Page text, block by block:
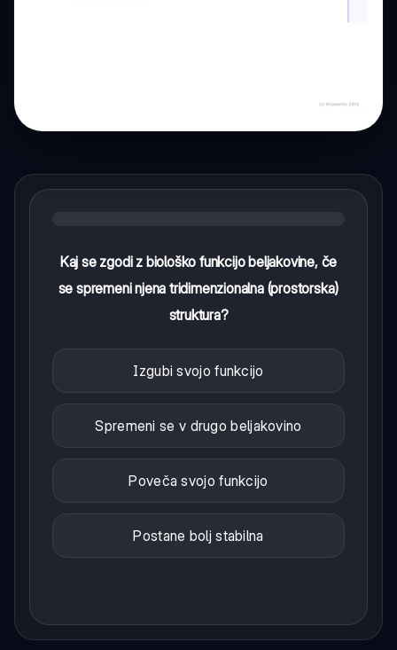
Kaj se zgodi z biološko funkcijo beljakovine, če
se spremeni njena tridimenzionalna (prostorska)
struktura?
Izgubi svojo funkcijo
Spremeni se v drugo beljakovino
Poveča svojo funkcijo
Postane bolj stabilna